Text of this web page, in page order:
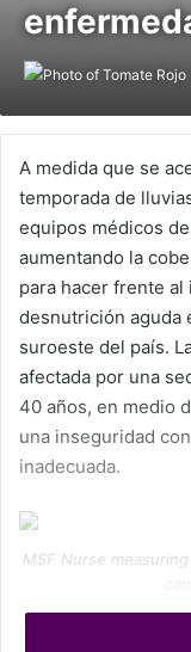
A medida que se
temporada de
equipos médicos de
aumentando la
para hacer frente
desnutrición aguda
suroeste del país.
afectada por una
40 años, en medio
una inseguridad
inadecuada.
MSF Nurse
La desnutrición